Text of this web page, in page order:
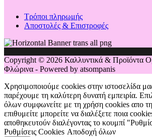
Τρόποι πληρωμής
Αποστολές & Επιστροφές
Copyright © 2026 Καλλυντικά & Προϊόντα
Φλώρινα - Powered by atsompanis
Χρησιμοποιούμε cookies στην ιστοσελίδα
παρέχουμε τη καλύτερη δυνατή εμπειρία.
όλων συμφωνείτε με τη χρήση cookies απο
επιθυμείτε μπορείτε να διαλέξετε ποια
αποθηκευτούν διαλέγοντας το κουμπί
Ρυθμίσεις Cookies Αποδοχή όλων